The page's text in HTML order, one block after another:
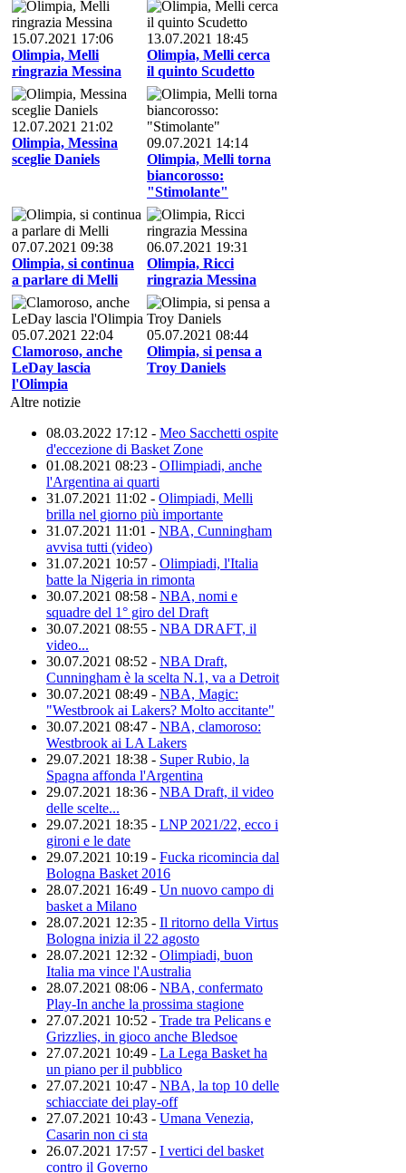
15.07.2021 17:06
Olimpia, Melli
ringrazia Messina
13.07.2021 18:45
Olimpia, Melli cerca
il quinto Scudetto
12.07.2021 21:02
Olimpia, Messina
sceglie Daniels
09.07.2021 14:14
Olimpia, Melli torna
biancorosso:
"Stimolante"
07.07.2021 09:38
Olimpia, si continua
a parlare di Melli
06.07.2021 19:31
Olimpia, Ricci
ringrazia Messina
05.07.2021 22:04
Clamoroso, anche
LeDay lascia
l'Olimpia
05.07.2021 08:44
Olimpia, si pensa a
Troy Daniels
Altre notizie
08.03.2022 17:12 - Meo Sacchetti ospite
d'eccezione di Basket Zone
01.08.2021 08:23 - OIlimpiadi, anche
l'Argentina ai quarti
31.07.2021 11:02 - Olimpiadi, Melli
brilla nel giorno più importante
31.07.2021 11:01 - NBA, Cunningham
avvisa tutti (video)
31.07.2021 10:57 - Olimpiadi, l'Italia
batte la Nigeria in rimonta
30.07.2021 08:58 - NBA, nomi e
squadre del 1° giro del Draft
30.07.2021 08:55 - NBA DRAFT, il
video...
30.07.2021 08:52 - NBA Draft,
Cunningham è la scelta N.1, va a Detroit
30.07.2021 08:49 - NBA, Magic:
"Westbrook ai Lakers? Molto accitante"
30.07.2021 08:47 - NBA, clamoroso:
Westbrook ai LA Lakers
29.07.2021 18:38 - Super Rubio, la
Spagna affonda l'Argentina
29.07.2021 18:36 - NBA Draft, il video
delle scelte...
29.07.2021 18:35 - LNP 2021/22, ecco i
gironi e le date
29.07.2021 10:19 - Fucka ricomincia dal
Bologna Basket 2016
28.07.2021 16:49 - Un nuovo campo di
basket a Milano
28.07.2021 12:35 - Il ritorno della Virtus
Bologna inizia il 22 agosto
28.07.2021 12:32 - Olimpiadi, buon
Italia ma vince l'Australia
28.07.2021 08:06 - NBA, confermato
Play-In anche la prossima stagione
27.07.2021 10:52 - Trade tra Pelicans e
Grizzlies, in gioco anche Bledsoe
27.07.2021 10:49 - La Lega Basket ha
un piano per il pubblico
27.07.2021 10:47 - NBA, la top 10 delle
schiacciate dei play-off
27.07.2021 10:43 - Umana Venezia,
Casarin non ci sta
26.07.2021 17:57 - I vertici del basket
contro il Governo